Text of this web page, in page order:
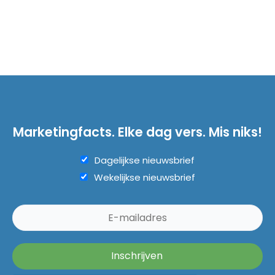
Marketingfacts. Elke dag vers. Mis niks!
Dagelijkse nieuwsbrief
Wekelijkse nieuwsbrief